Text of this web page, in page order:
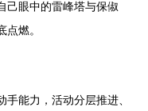
己眼中的雷峰塔与保俶
燃。
能力，活动分层推进、